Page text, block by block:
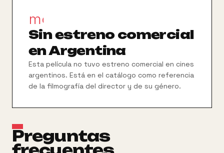
movie_filter
Sin estreno comercial
en Argentina
Esta película no tuvo estreno comercial en cines
argentinos. Está en el catálogo como referencia
de la filmografía del director y de su género.
Preguntas